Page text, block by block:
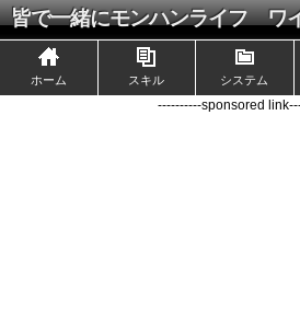
皆で一緒にモンハンライフ ワ
ホーム スキル システム
----------sponsored